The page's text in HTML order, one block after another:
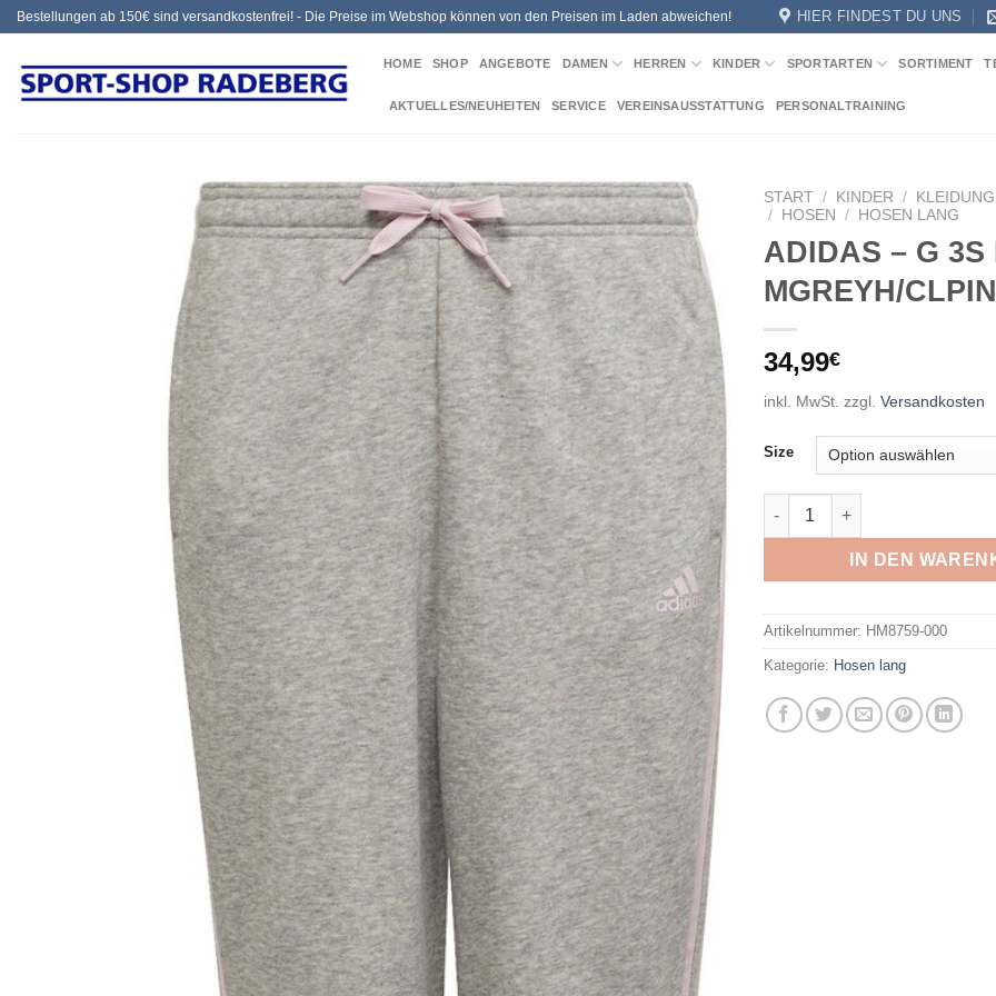
Zum
springen
Bestellungen ab 150€ sind versandkostenfrei! - Die Preise im Webshop können von den Preisen im Laden abweichen! HIER FINDEST DU UNS
HOME SHOP ANGEBOTE DAMEN HERREN KINDER SPORTARTEN SORTIMENT
AKTUELLES/NEUHEITEN SERVICE VEREINSAUSSTATTUNG PERSONALTRAINING
Add to
wishlist
START / KINDER / KLEIDUNG
/
HOSEN / HOSEN LANG
ADIDAS – G 3S
MGREYH/
34,99€
inkl. MwSt. zzgl. Versandkosten
Size
ADIDAS - G 3S FT C PT
IN DEN
Artikelnummer: HM8759-000
Kategorie: Hosen lang